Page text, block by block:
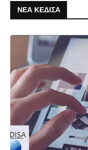
ΝΕΑ ΚΕΔΙΣΑ